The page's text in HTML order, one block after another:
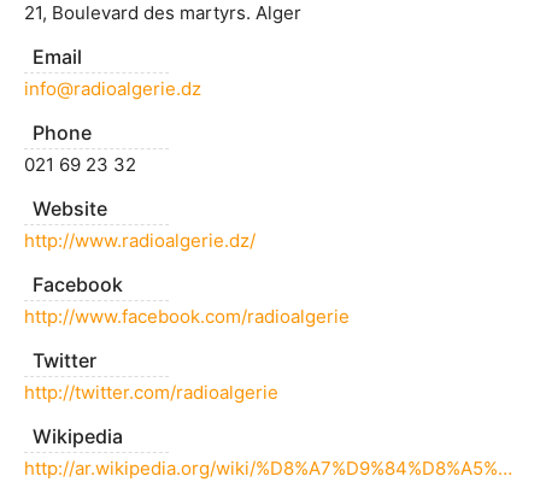
21, Boulevard des martyrs. Alger
Email
info@radioalgerie.dz
Phone
021 69 23 32
Website
http://www.radioalgerie.dz/
Facebook
http://www.facebook.com/radioalgerie
Twitter
http://twitter.com/radioalgerie
Wikipedia
http://ar.wikipedia.org/wiki/%D8%A7%D9%84%D8%A5%D8%B0%D8%A7%D8%B9%D8%A9_%D8%A7%D9%84%D8%AC%D8%B2%D8%A7%D8%A6%D8%B1%D9%8A%D8%A9